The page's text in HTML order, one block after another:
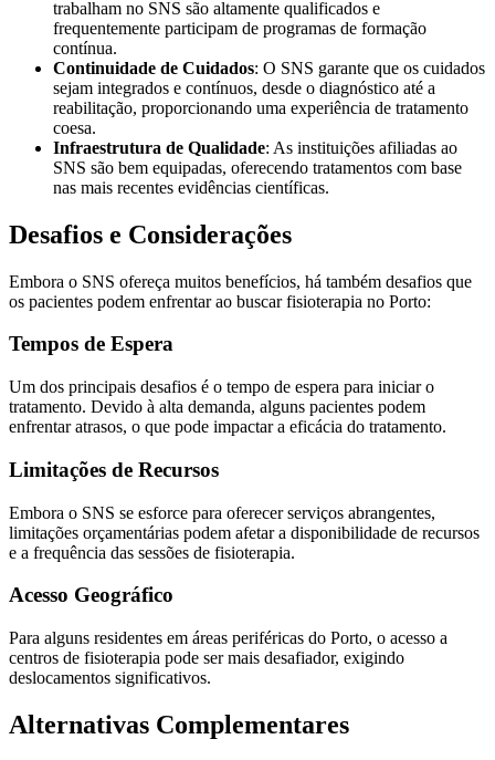
trabalham no SNS são altamente qualificados e
frequentemente participam de programas de formação
contínua.
Continuidade de Cuidados: O SNS garante que os cuidados
sejam integrados e contínuos, desde o diagnóstico até a
reabilitação, proporcionando uma experiência de tratamento
coesa.
Infraestrutura de Qualidade: As instituições afiliadas ao
SNS são bem equipadas, oferecendo tratamentos com base
nas mais recentes evidências científicas.
Desafios e Considerações
Embora o SNS ofereça muitos benefícios, há também desafios que
os pacientes podem enfrentar ao buscar fisioterapia no Porto:
Tempos de Espera
Um dos principais desafios é o tempo de espera para iniciar o
tratamento. Devido à alta demanda, alguns pacientes podem
enfrentar atrasos, o que pode impactar a eficácia do tratamento.
Limitações de Recursos
Embora o SNS se esforce para oferecer serviços abrangentes,
limitações orçamentárias podem afetar a disponibilidade de recursos
e a frequência das sessões de fisioterapia.
Acesso Geográfico
Para alguns residentes em áreas periféricas do Porto, o acesso a
centros de fisioterapia pode ser mais desafiador, exigindo
deslocamentos significativos.
Alternativas Complementares